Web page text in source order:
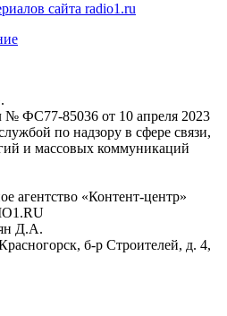
сайта radio1.ru
№ ФС77-85036 от 10 апреля 2023
по надзору в сфере связи,
и массовых коммуникаций
«Контент-центр»
Д.А.
б-р Строителей, д. 4,